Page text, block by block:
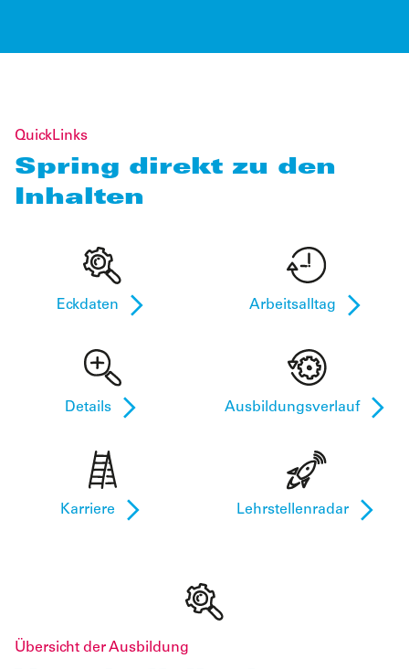
QuickLinks
Spring direkt zu den
Inhalten
Eckdaten Arbeitsalltag
Details Ausbildungsverlauf
Karriere Lehrstellenradar
Übersicht der Ausbildung